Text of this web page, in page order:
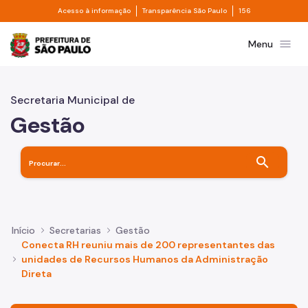
Pular para o Conteúdo principal
Acesso à informação Divisor de acesso à informação
Transparência São Paulo Divisor de
156
Prefeitura de São PauloMenu menu
Secretaria Municipal de
Gestão
search
Início Secretarias
Gestão
Conecta RH reuniu mais de 200 representantes das
unidades de Recursos Humanos da Administração
Direta